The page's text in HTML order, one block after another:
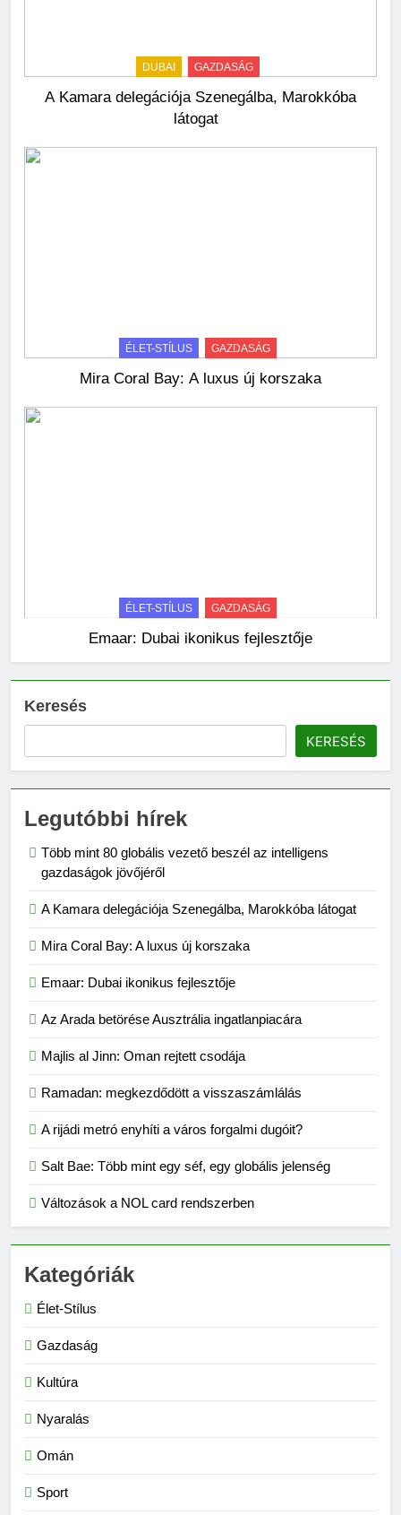
DUBAI GAZDASÁG
A Kamara delegációja Szenegálba, Marokkóba
látogat
ÉLET-STÍLUS GAZDASÁG
Mira Coral Bay: A luxus új korszaka
ÉLET-STÍLUS GAZDASÁG
Emaar: Dubai ikonikus fejlesztője
Keresés
KERESÉS
Legutóbbi hírek
Több mint 80 globális vezető beszél az intelligens
gazdaságok jövőjéről
A Kamara delegációja Szenegálba, Marokkóba látogat
Mira Coral Bay: A luxus új korszaka
Emaar: Dubai ikonikus fejlesztője
Az Arada betörése Ausztrália ingatlanpiacára
Majlis al Jinn: Oman rejtett csodája
Ramadan: megkezdődött a visszaszámlálás
A rijádi metró enyhíti a város forgalmi dugóit?
Salt Bae: Több mint egy séf, egy globális jelenség
Változások a NOL card rendszerben
Kategóriák
Élet-Stílus
Gazdaság
Kultúra
Nyaralás
Omán
Sport